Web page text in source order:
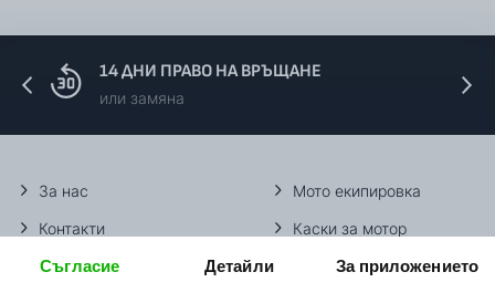
Съгласие Детайли За приложението
14 ДНИ ПРАВО НА ВРЪЩАНЕ
или замяна
За нас
Контакти
Методи доставка
Мото екипировка
Каски за мотор
Ботуши за мотор